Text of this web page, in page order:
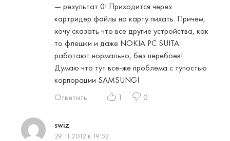
— результат 0! Приходится через
картридер файлы на карту пихать. Причем,
хочу сказать что все другие устройства, как
то флешки и даже NOKIA PC SUITA
работают нормально, без перебоев!
Думаю что тут все-же проблема с тупостью
корпорации SAMSUNG!
Ответить
1 0
swiz
29.11.2012 в 19:52